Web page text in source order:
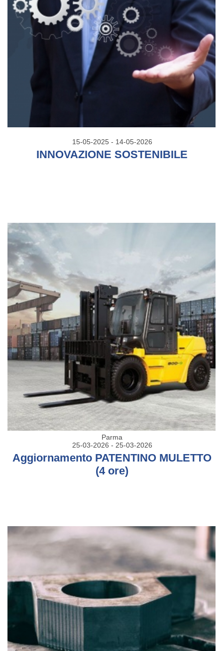
15-05-2025 - 14-05-2026
INNOVAZIONE SOSTENIBILE
Parma
25-03-2026 - 25-03-2026
Aggiornamento PATENTINO MULETTO
(4 ore)